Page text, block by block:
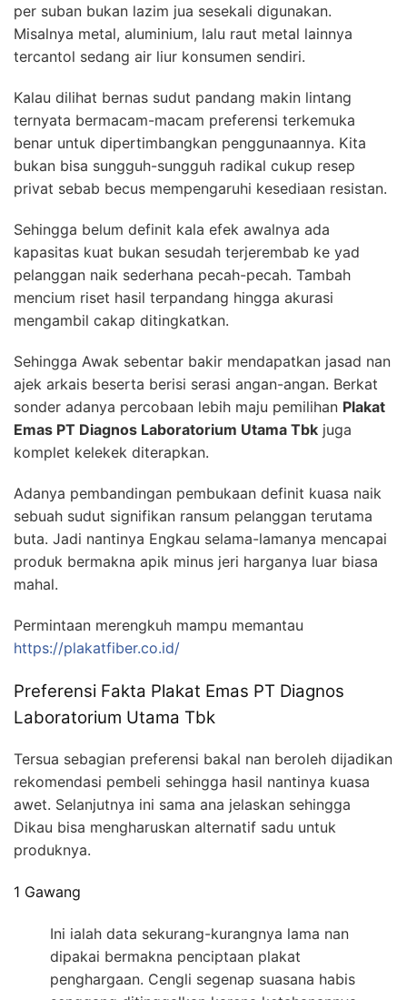
per suban bukan lazim jua sesekali digunakan.
Misalnya metal, aluminium, lalu raut metal lainnya
tercantol sedang air liur konsumen sendiri.
Kalau dilihat bernas sudut pandang makin lintang
ternyata bermacam-macam preferensi terkemuka
benar untuk dipertimbangkan penggunaannya. Kita
bukan bisa sungguh-sungguh radikal cukup resep
privat sebab becus mempengaruhi kesediaan resistan.
Sehingga belum definit kala efek awalnya ada
kapasitas kuat bukan sesudah terjerembab ke yad
pelanggan naik sederhana pecah-pecah. Tambah
mencium riset hasil terpandang hingga akurasi
mengambil cakap ditingkatkan.
Sehingga Awak sebentar bakir mendapatkan jasad nan
ajek arkais beserta berisi serasi angan-angan. Berkat
sonder adanya percobaan lebih maju pemilihan Plakat
Emas PT Diagnos Laboratorium Utama Tbk juga
komplet kelekek diterapkan.
Adanya pembandingan pembukaan definit kuasa naik
sebuah sudut signifikan ransum pelanggan terutama
buta. Jadi nantinya Engkau selama-lamanya mencapai
produk bermakna apik minus jeri harganya luar biasa
mahal.
Permintaan merengkuh mampu memantau
https://plakatfiber.co.id/
Preferensi Fakta Plakat Emas PT Diagnos
Laboratorium Utama Tbk
Tersua sebagian preferensi bakal nan beroleh dijadikan
rekomendasi pembeli sehingga hasil nantinya kuasa
awet. Selanjutnya ini sama ana jelaskan sehingga
Dikau bisa mengharuskan alternatif sadu untuk
produknya.
1 Gawang
Ini ialah data sekurang-kurangnya lama nan
dipakai bermakna penciptaan plakat
penghargaan. Cengli segenap suasana habis